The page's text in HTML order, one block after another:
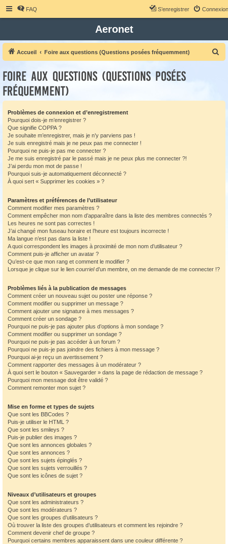
FAQ Connexion
S’enregistrer
Aeronet
Accueil Foire aux questions (Questions posées fréquemment)
e
Foire aux questions (Questions posées
fréquemment)
Problèmes de connexion et d’enregistrement
Pourquoi dois-je m’enregistrer ?
Que signifie COPPA ?
Je souhaite m’enregistrer, mais je n’y parviens pas !
Je suis enregistré mais je ne peux pas me connecter !
Pourquoi ne puis-je pas me connecter ?
Je me suis enregistré par le passé mais je ne peux plus me connecter ?!
J’ai perdu mon mot de passe !
Pourquoi suis-je automatiquement déconnecté ?
À quoi sert « Supprimer les cookies » ?
Paramètres et préférences de l’utilisateur
Comment modifier mes paramètres ?
Comment empêcher mon nom d’apparaître dans la liste des membres connectés ?
Les heures ne sont pas correctes !
J’ai changé mon fuseau horaire et l’heure est toujours incorrecte !
Ma langue n’est pas dans la liste !
A quoi correspondent les images à proximité de mon nom d’utilisateur ?
Comment puis-je afficher un avatar ?
Qu’est-ce que mon rang et comment le modifier ?
Lorsque je clique sur le lien courrield’un membre, on me demande de me connecter !?
Problèmes liés à la publication de messages
Comment créer un nouveau sujet ou poster une réponse ?
Comment modifier ou supprimer un message ?
Comment ajouter une signature à mes messages ?
Comment créer un sondage ?
Pourquoi ne puis-je pas ajouter plus d’options à mon sondage ?
Comment modifier ou supprimer un sondage ?
Pourquoi ne puis-je pas accéder à un forum ?
Pourquoi ne puis-je pas joindre des fichiers à mon message ?
Pourquoi ai-je reçu un avertissement ?
Comment rapporter des messages à un modérateur ?
À quoi sert le bouton « Sauvegarder » dans la page de rédaction de message ?
Pourquoi mon message doit être validé ?
Comment remonter mon sujet ?
Mise en forme et types de sujets
Que sont les BBCodes ?
Puis-je utiliser le HTML ?
Que sont les smileys ?
Puis-je publier des images ?
Que sont les annonces globales ?
Que sont les annonces ?
Que sont les sujets épinglés ?
Que sont les sujets verrouillés ?
Que sont les icônes de sujet ?
Niveaux d’utilisateurs et groupes
Que sont les administrateurs ?
Que sont les modérateurs ?
Que sont les groupes d’utilisateurs ?
Où trouver la liste des groupes d’utilisateurs et comment les rejoindre ?
Comment devenir chef de groupe ?
Pourquoi certains membres apparaissent dans une couleur différente ?